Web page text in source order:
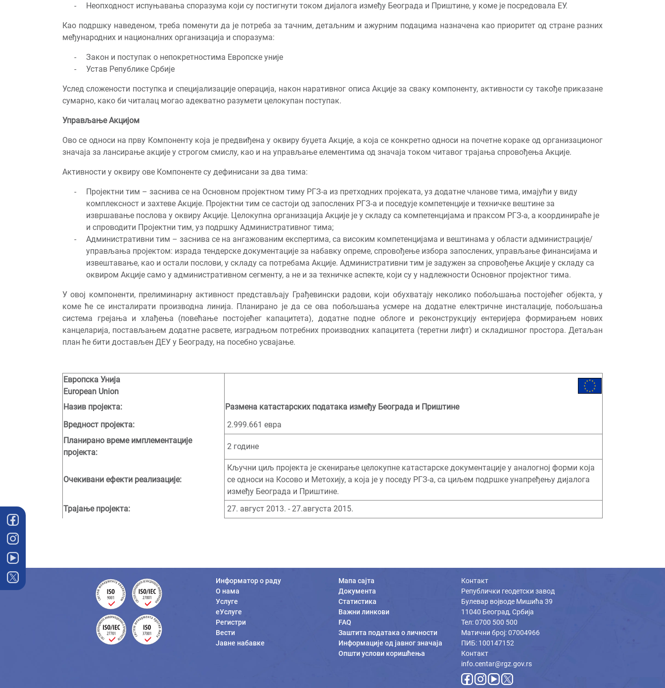
Неопходност испуњавања споразума који су постигнути током дијалога између Београда и Приштине, у коме је посредовала ЕУ.
Као подршку наведеном, треба поменути да је потреба за тачним, детаљним и ажурним подацима назначена као приоритет од стране разних
међународних и националних организација и споразума:
Закон и поступак о непокретностима Европске уније
Устав Републике Србије
Услед сложености поступка и специјализације операција, након наративног описа Акције за сваку компоненту, активности су такође приказане
сумарно, како би читалац могао адекватно разумети целокупан поступак.
Управљање Акцијом
Ово се односи на прву Компоненту која је предвиђена у оквиру буџета Акције, а која се конкретно односи на почетне кораке од организационог
значаја за лансирање акције у строгом смислу, као и на управљање елементима од значаја током читавог трајања спровођења Акције.
Активности у оквиру ове Компоненте су дефинисани за два тима:
Пројектни тим – заснива се на Основном пројектном тиму РГЗ-а из претходних пројеката, уз додатне чланове тима, имајући у виду
комплексност и захтеве Акције. Пројектни тим се састоји од запослених РГЗ-а и поседује компетенције и техничке вештине за
извршавање послова у оквиру Акције. Целокупна организација Акције је у складу са компетенцијама и праксом РГЗ-а, а координираће је
и спроводити Пројектни тим, уз подршку Административног тима;
Административни тим – заснива се на ангажованим експертима, са високим компетенцијама и вештинама у области администрације/
управљања пројектом: израда тендерске документације за набавку опреме, спровођење избора запослених, управљање финансијама и
извештавање, као и остали послови, у складу са потребама Акције. Административни тим је задужен за спровођење Акције у складу са
оквиром Акције само у административном сегменту, а не и за техничке аспекте, који су у надлежности Основног пројектног тима.
У овој компоненти, прелиминарну активност представљају Грађевински радови, који обухватају неколико побољшања постојећег објекта, у
коме ће се инсталирати производна линија. Планирано је да се ова побољшања усмере на додатне електричне инсталације, побољшања
система грејања и хлађења (повећање постојећег капацитета), додатне подне облоге и реконструкцију ентеријера формирањем нових
канцеларија, постављањем додатне расвете, изградњом потребних производних капацитета (теретни лифт) и складишног простора. Детаљан
план ће бити достављен ДЕУ у Београду, на посебно усвајање.
Европска Унија
European Union
Назив пројекта:
Размена катастарских података између Београда и Приштине
Вредност пројекта:
2.999.661 евра
Планирано време имплементације
пројекта:
2 године
Очекивани ефекти реализације:
Кључни циљ пројекта је скенирање целокупне катастарске документације у аналогној форми која
се односи на Косово и Метохију, а која је у поседу РГЗ-а, са циљем подршке унапређењу дијалога
између Београда и Приштине.
Трајање пројекта:
27. август 2013. - 27.августа 2015.
Информатор о раду
О нама
Услуге
еУслуге
Регистри
Вести
Јавне набавке
Мапа сајта
Документа
Статистика
Важни линкови
FAQ
Заштита података о личности
Информације од јавног значаја
Општи услови коришћења
Контакт
Републички геодетски завод
Булевар војводе Мишића 39
11040 Београд, Србија
Тел: 0700 500 500
Матични број: 07004966
ПИБ: 100147152
Контакт
info.centar@rgz.gov.rs